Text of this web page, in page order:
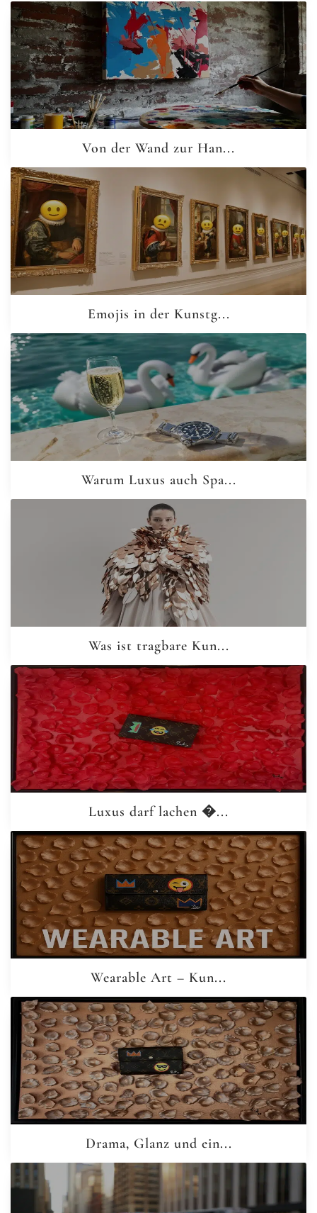
Von der Wand zur Han...
Emojis in der Kunstg...
Warum Luxus auch Spa...
Was ist tragbare Kun...
Luxus darf lachen �...
Wearable Art – Kun...
Drama, Glanz und ein...